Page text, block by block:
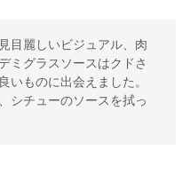
目麗しいビジュアル、肉
ミグラスソースはクドさ
いものに出会えました。
シチューのソースを拭っ